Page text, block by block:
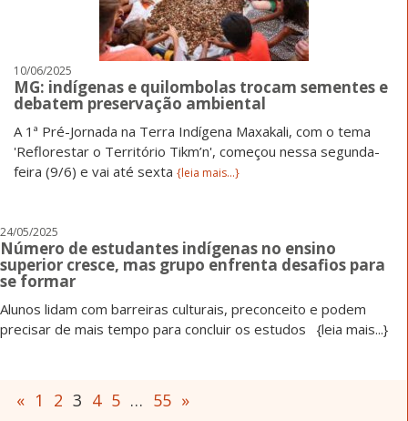
10/06/2025
MG: indígenas e quilombolas trocam sementes e
debatem preservação ambiental
A 1ª Pré-Jornada na Terra Indígena Maxakali, com o tema
'Reflorestar o Território Tikm’n', começou nessa segunda-
feira (9/6) e vai até sexta {leia mais...}
24/05/2025
Número de estudantes indígenas no ensino
superior cresce, mas grupo enfrenta desafios para
se formar
Alunos lidam com barreiras culturais, preconceito e podem
precisar de mais tempo para concluir os estudos {leia mais...}
« 1 2 3 4 5 … 55 »